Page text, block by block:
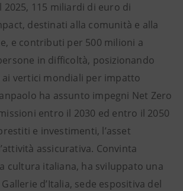
115 miliardi di euro di
destinati alla comunità e alla
e contributi per 500 milioni a
in difficoltà, posizionando
ai vertici mondiali per impatto
ha assunto impegni Net Zero
entro il 2030 ed entro il 2050
e investimenti, l’asset
assicurativa. Convinta
cultura italiana, ha sviluppato una
d’Italia, sede espositiva del